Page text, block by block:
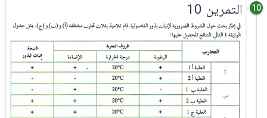
10 التمرين 10